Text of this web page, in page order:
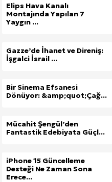
Elips Hava Kanalı
Montajında Yapılan 7
Yaygın ...
Gazze’de İhanet ve Direniş:
İşgalci İsrail ...
Bir Sinema Efsanesi
Dönüyor: &amp;quot;Çağ...
Mücahit Şengül’den
Fantastik Edebiyata Güçl...
iPhone 15 Güncelleme
Desteği Ne Zaman Sona
Erece...